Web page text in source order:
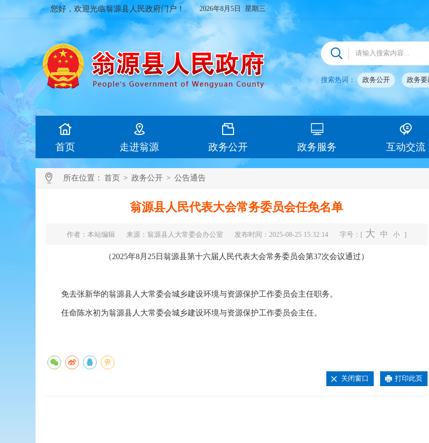
您好，欢迎光临翁源县人民政府门户！ 2026年8月5日 星期三
搜索热词： 政务公开 政务要
首页 走进翁源 政务公开 政务服务 互动交流
所在位置： 首页 > 政务公开 > 公告通告
翁源县人民代表大会常务委员会任免名单
作者：本站编辑 来源：翁源县人大常委会办公室 发布时间：2025-08-25 15:32:14 字号：[ 大 中 小 ]
（2025年8月 25日翁源县第十六届人民代表大会常务委员会第37次会议通过）
免去张新华的翁源县人大常委会城乡建设环境与资源保护工作委员会主任职务。
任命陈水初为翁源县人大常委会城乡建设环境与资源保护工作委员会主任。
关闭窗口 打印此页